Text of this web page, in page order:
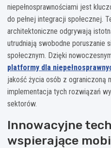
niepełnosprawnościami jest
do pełnej integracji społecznej.
architektoniczne odgrywają
utrudniają swobodne poruszanie
społecznym. Dzięki
platformy dla
jakość życia osób z ograniczoną
implementacja tych rozwiązań
sektorów.
Innowacyjne
wspierające